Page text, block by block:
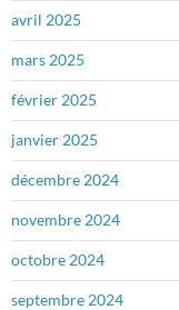
avril 2025
mars 2025
février 2025
janvier 2025
décembre 2024
novembre 2024
octobre 2024
septembre 2024